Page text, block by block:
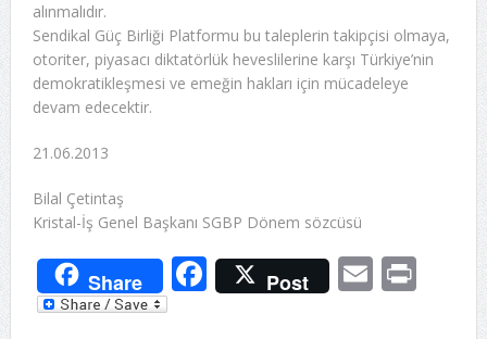
alınmalıdır.
Sendikal Güç Birliği Platformu bu taleplerin takipçisi olmaya,
otoriter, piyasacı diktatörlük heveslilerine karşı Türkiye’nin
demokratikleşmesi ve emeğin hakları için mücadeleye
devam edecektir.
21.06.2013
Bilal Çetintaş
Kristal-İş Genel Başkanı SGBP Dönem sözcüsü
Share Facebook
Post Email